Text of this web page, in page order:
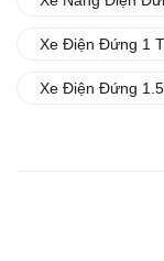
Xe Điện Đứng 1
Xe Điện Đứng